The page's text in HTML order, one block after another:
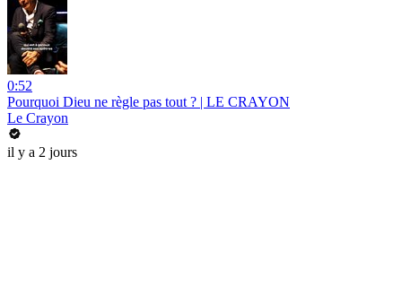
0:52
Pourquoi Dieu ne règle pas tout ? | LE CRAYON
Le Crayon
il y a 2 jours